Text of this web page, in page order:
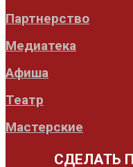
Партнерство
Медиатека
Афиша
Театр
Мастерские
СДЕЛАТЬ